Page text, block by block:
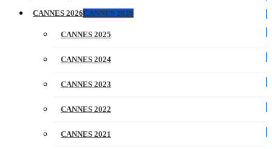
CANNES 2026CANNES 2026
CANNES 2025
CANNES 2024
CANNES 2023
CANNES 2022
CANNES 2021